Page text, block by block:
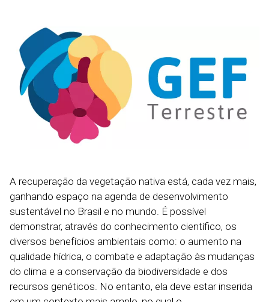
A recuperação da vegetação nativa está, cada vez mais,
ganhando espaço na agenda de desenvolvimento
sustentável no Brasil e no mundo. É possível
demonstrar, através do conhecimento científico, os
diversos benefícios ambientais como: o aumento na
qualidade hídrica, o combate e adaptação às mudanças
do clima e a conservação da biodiversidade e dos
recursos genéticos. No entanto, ela deve estar inserida